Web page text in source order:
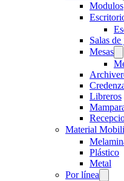
Modulos
Salas de
Mesas
Libreros
Material
Plástico
Metal
Por línea